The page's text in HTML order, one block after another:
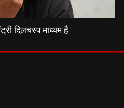
दिलचस्प माध्यम है